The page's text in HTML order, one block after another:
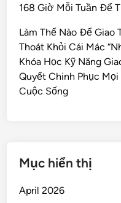
168 Giờ Mỗi Tuần Để
Làm Thế Nào Để Giao
Thoát Khỏi Cái Mác
Khóa Học Kỹ Năng
Quyết Chinh Phục
Cuộc Sống
Mục hiển thị
April 2026